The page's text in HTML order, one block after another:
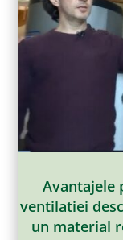
Avantajele
ventilatiei
un material